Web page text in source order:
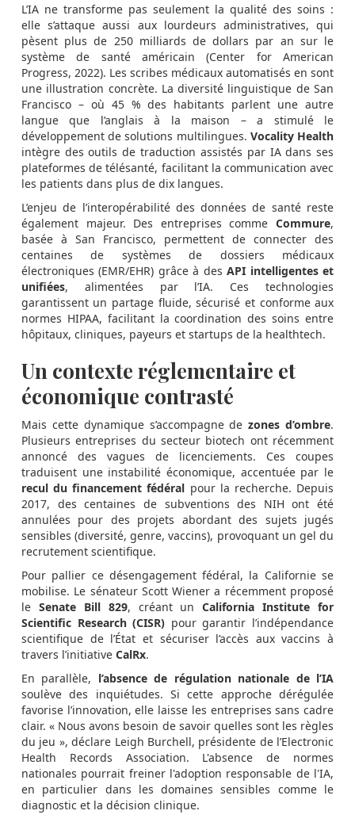
L’IA ne transforme pas seulement la qualité des soins :
elle s’attaque aussi aux lourdeurs administratives, qui
pèsent plus de 250 milliards de dollars par an sur le
système de santé américain (Center for American
Progress, 2022). Les scribes médicaux automatisés en sont
une illustration concrète. La diversité linguistique de San
Francisco – où 45 % des habitants parlent une autre
langue que l’anglais à la maison – a stimulé le
développement de solutions multilingues. Vocality Health
intègre des outils de traduction assistés par IA dans ses
plateformes de télésanté, facilitant la communication avec
les patients dans plus de dix langues.
L’enjeu de l’interopérabilité des données de santé reste
également majeur. Des entreprises commeCommure,
basée à San Francisco, permettent de connecter des
centaines de systèmes de dossiers médicaux
électroniques (EMR/EHR) grâce à desAPI intelligentes et
unifiées, alimentées par l’IA. Ces technologies
garantissent un partage fluide, sécurisé et conforme aux
normes HIPAA, facilitant la coordination des soins entre
hôpitaux, cliniques, payeurs et startups de la healthtech.
Un contexte réglementaire et
économique contrasté
Mais cette dynamique s’accompagne dezones d’ombre.
Plusieurs entreprises du secteur biotech ont récemment
annoncé des vagues de licenciements. Ces coupes
traduisent une instabilité économique, accentuée par le
recul du financement fédéral pour la recherche. Depuis
2017, des centaines de subventions des NIH ont été
annulées pour des projets abordant des sujets jugés
sensibles (diversité, genre, vaccins), provoquant un gel du
recrutement scientifique.
Pour pallier ce désengagement fédéral, la Californie se
mobilise. Le sénateur Scott Wiener a récemment proposé
le Senate Bill 829, créant unCalifornia Institute for
Scientific Research (CISR) pour garantir l’indépendance
scientifique de l’État et sécuriser l’accès aux vaccins à
travers l’initiative CalRx.
En parallèle, l’absence de régulation nationale de l’IA
soulève des inquiétudes. Si cette approche dérégulée
favorise l’innovation, elle laisse les entreprises sans cadre
clair. « Nous avons besoin de savoir quelles sont les règles
du jeu », déclare Leigh Burchell, présidente de l’Electronic
Health Records Association. L'absence de normes
nationales pourrait freiner l'adoption responsable de l'IA,
en particulier dans les domaines sensibles comme le
diagnostic et la décision clinique.